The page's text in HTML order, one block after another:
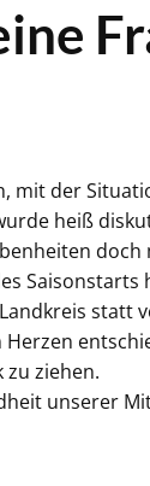
mit der
heiß
statt
zu ziehen.
unserer